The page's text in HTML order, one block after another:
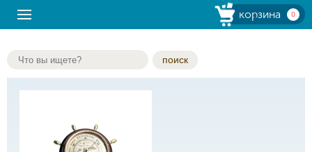
корзина 0
поиск